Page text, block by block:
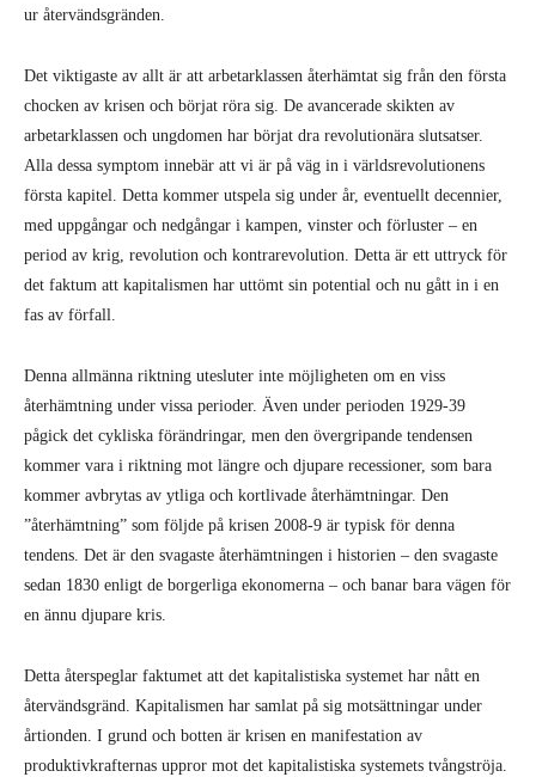
ur återvändsgränden.
Det viktigaste av allt är att arbetarklassen återhämtat sig från den första
chocken av krisen och börjat röra sig. De avancerade skikten av
arbetarklassen och ungdomen har börjat dra revolutionära slutsatser.
Alla dessa symptom innebär att vi är på väg in i världsrevolutionens
första kapitel. Detta kommer utspela sig under år, eventuellt decennier,
med uppgångar och nedgångar i kampen, vinster och förluster – en
period av krig, revolution och kontrarevolution. Detta är ett uttryck för
det faktum att kapitalismen har uttömt sin potential och nu gått in i en
fas av förfall.
Denna allmänna riktning utesluter inte möjligheten om en viss
återhämtning under vissa perioder. Även under perioden 1929-39
pågick det cykliska förändringar, men den övergripande tendensen
kommer vara i riktning mot längre och djupare recessioner, som bara
kommer avbrytas av ytliga och kortlivade återhämtningar. Den
”återhämtning” som följde på krisen 2008-9 är typisk för denna
tendens. Det är den svagaste återhämtningen i historien – den svagaste
sedan 1830 enligt de borgerliga ekonomerna – och banar bara vägen för
en ännu djupare kris.
Detta återspeglar faktumet att det kapitalistiska systemet har nått en
återvändsgränd. Kapitalismen har samlat på sig motsättningar under
årtionden. I grund och botten är krisen en manifestation av
produktivkrafternas uppror mot det kapitalistiska systemets tvångströja.